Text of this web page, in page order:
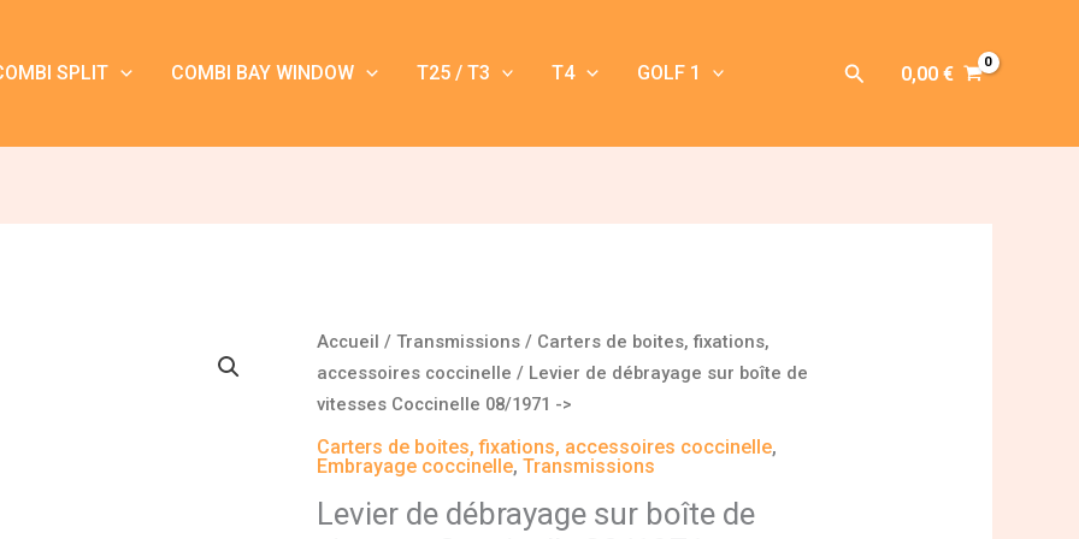
SPLIT COMBI BAY WINDOW T25 / T3 T4 GOLF 1 Rechercher
0,00 €
Accueil /Transmissions / Carters de boites, fixations,
accessoires coccinelle / Levier de débrayage sur boîte de
vitesses Coccinelle 08/1971 ->
Carters de boites, fixations, accessoires coccinelle,
Embrayage coccinelle,Transmissions
Levier de débrayage sur boîte de
quantité
de
Levier
de
débrayage
sur
boîte